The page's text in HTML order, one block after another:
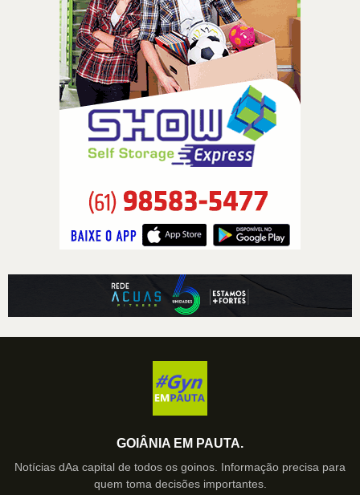
GOIÂNIA EM PAUTA.
Notícias dAa capital de todos os goinos. Informação precisa para
quem toma decisões importantes.